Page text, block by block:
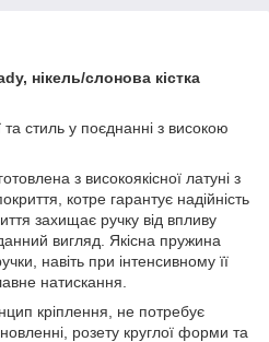
нікель/слонова кістка
та стиль у поєднанні з високою
з високоякісної латуні з
котре гарантує надійність
захищає ручку від впливу
вигляд. Якісна пружина
навіть при інтенсивному її
натискання.
кріплення, не потребує
розету круглої форми та